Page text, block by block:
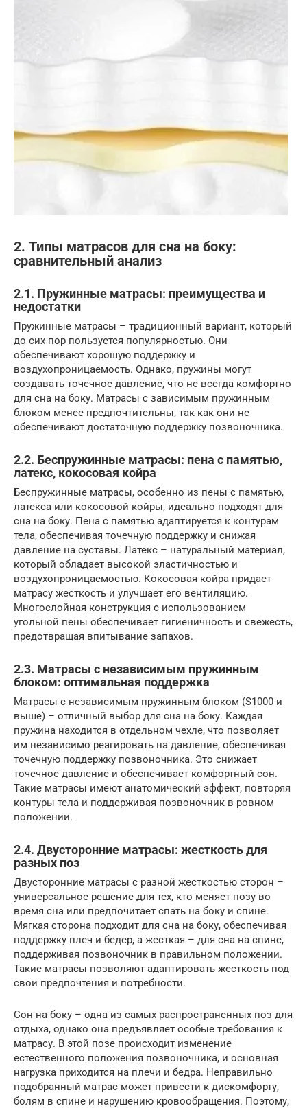
2. Типы матрасов для сна на боку:
сравнительный анализ
2.1. Пружинные матрасы: преимущества и
недостатки
Пружинные матрасы – традиционный вариант, который
до сих пор пользуется популярностью. Они
обеспечивают хорошую поддержку и
воздухопроницаемость. Однако, пружины могут
создавать точечное давление, что не всегда комфортно
для сна на боку. Матрасы с зависимым пружинным
блоком менее предпочтительны, так как они не
обеспечивают достаточную поддержку позвоночника.
2.2. Беспружинные матрасы: пена с памятью,
латекс, кокосовая койра
Беспружинные матрасы, особенно из пены с памятью,
латекса или кокосовой койры, идеально подходят для
сна на боку. Пена с памятью адаптируется к контурам
тела, обеспечивая точечную поддержку и снижая
давление на суставы. Латекс – натуральный материал,
который обладает высокой эластичностью и
воздухопроницаемостью. Кокосовая койра придает
матрасу жесткость и улучшает его вентиляцию.
Многослойная конструкция с использованием
угольной пены обеспечивает гигиеничность и свежесть,
предотвращая впитывание запахов.
2.3. Матрасы с независимым пружинным
блоком: оптимальная поддержка
Матрасы с независимым пружинным блоком (S1000 и
выше) – отличный выбор для сна на боку. Каждая
пружина находится в отдельном чехле, что позволяет
им независимо реагировать на давление, обеспечивая
точечную поддержку позвоночника. Это снижает
точечное давление и обеспечивает комфортный сон.
Такие матрасы имеют анатомический эффект, повторяя
контуры тела и поддерживая позвоночник в ровном
положении.
2.4. Двусторонние матрасы: жесткость для
разных поз
Двусторонние матрасы с разной жесткостью сторон –
универсальное решение для тех, кто меняет позу во
время сна или предпочитает спать на боку и спине.
Мягкая сторона подходит для сна на боку, обеспечивая
поддержку плеч и бедер, а жесткая – для сна на спине,
поддерживая позвоночник в правильном положении.
Такие матрасы позволяют адаптировать жесткость под
свои предпочтения и потребности.
Сон на боку – одна из самых распространенных поз для
отдыха, однако она предъявляет особые требования к
матрасу. В этой позе происходит изменение
естественного положения позвоночника, и основная
нагрузка приходится на плечи и бедра. Неправильно
подобранный матрас может привести к дискомфорту,
болям в спине и нарушению кровообращения. Поэтому,